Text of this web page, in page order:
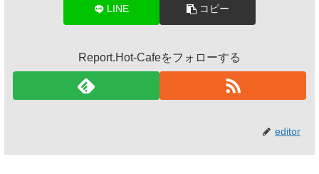
LINE コピー
Report.Hot-Cafeをフォローする
editor